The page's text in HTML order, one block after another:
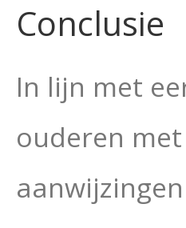
Conclusie
In lijn met
ouderen